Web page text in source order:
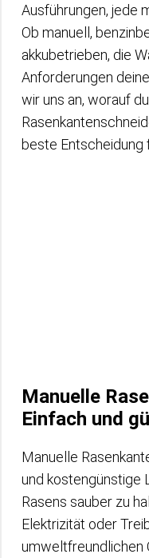
Ausführungen, jede
Ob manuell,
akkubetrieben, die
Anforderungen
wir uns an, worauf
beste Entscheidung
Manuelle
Einfach und
Manuelle
und kostengünstige
Rasens sauber zu
Elektrizität oder
umweltfreundlichen